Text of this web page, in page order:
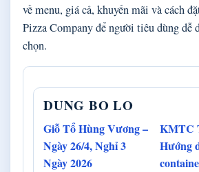
về menu, giá cả, khuyến mãi và cách
Pizza Company để người tiêu dùng dễ
chọn.
DUNG BO LO
Giỗ Tổ Hùng Vương –
Ngày 26/4, Nghỉ 3
Ngày 2026
KMTC
Hướng